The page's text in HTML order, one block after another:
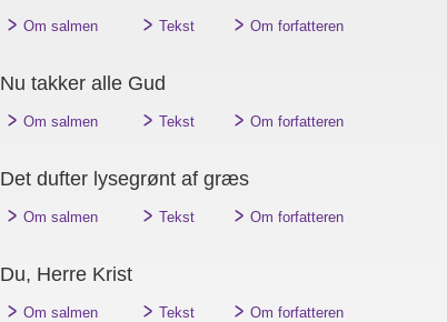
" Om salmen " Tekst " Om forfatteren
Nu takker alle Gud
" Om salmen " Tekst " Om forfatteren
Det dufter lysegrønt af græs
" Om salmen " Tekst " Om forfatteren
Du, Herre Krist
" Om salmen " Tekst " Om forfatteren